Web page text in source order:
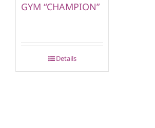
GYM “CHAMPION”
Details